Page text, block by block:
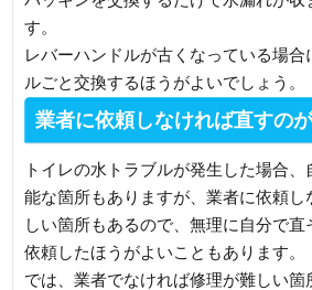
す。
レバーハンドルが古くなっている場合
ルごと交換するほうがよいでしょう。
業者に依頼しなければ直すの
トイレの水トラブルが発生した場合
能な箇所もありますが、業者に依頼し
しい箇所もあるので、無理に自分で直
依頼したほうがよいこともあります。
では、業者でなければ修理が難しい箇